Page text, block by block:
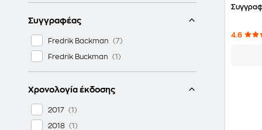
Συγγραφέας
Fredrik Backman
Fredrik Buckman
Χρονολογία έκδοσης
2017
2018
4.6